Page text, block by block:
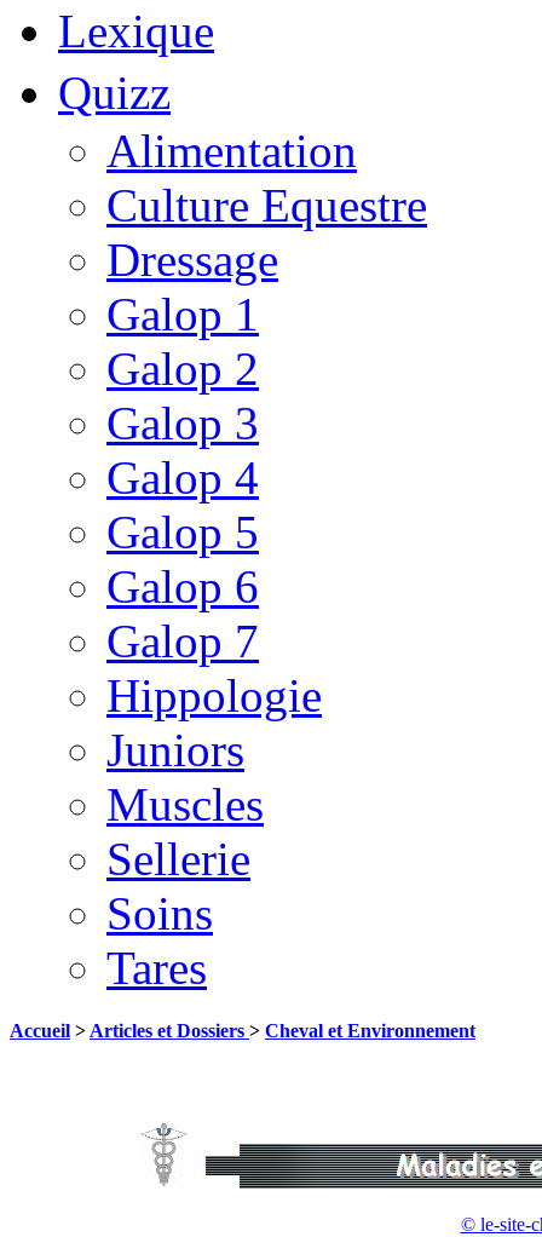
Lexique
Quizz
Alimentation
Culture Equestre
Dressage
Galop 1
Galop 2
Galop 3
Galop 4
Galop 5
Galop 6
Galop 7
Hippologie
Juniors
Muscles
Sellerie
Soins
Tares
Accueil > Articles et Dossiers > Cheval et Environnement
© le-site-